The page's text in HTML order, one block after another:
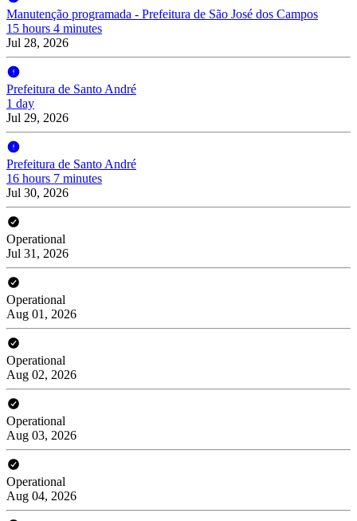
Manutenção programada - Prefeitura de São José dos Campos
15 hours 4 minutes
Jul 28, 2026
Prefeitura de Santo André
1 day
Jul 29, 2026
Prefeitura de Santo André
16 hours 7 minutes
Jul 30, 2026
Operational
Jul 31, 2026
Operational
Aug 01, 2026
Operational
Aug 02, 2026
Operational
Aug 03, 2026
Operational
Aug 04, 2026